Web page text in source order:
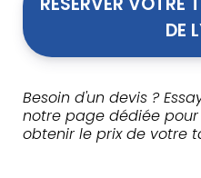
Besoin d'un devis ?
notre page dédiée pour
obtenir le prix de votre